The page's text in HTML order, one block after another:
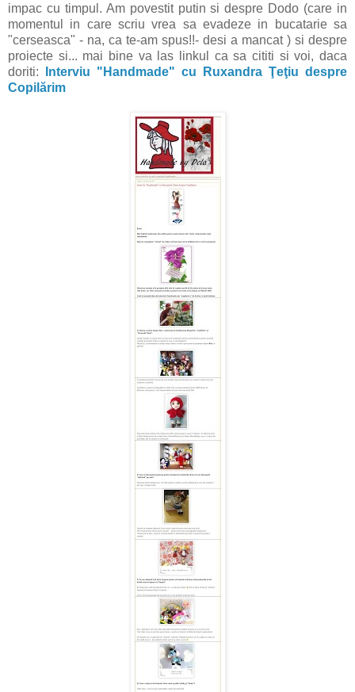
impac cu timpul. Am povestit putin si despre Dodo (care in
momentul in care scriu vrea sa evadeze in bucatarie sa
"cerseasca" - na, ca te-am spus!!- desi a mancat ) si despre
proiecte si... mai bine va las linkul ca sa cititi si voi, daca
doriti:
Interviu "Handmade" cu Ruxandra Ţeţiu despre
Copilărim